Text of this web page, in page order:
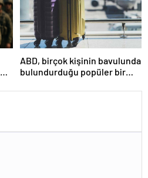
ABD, birçok kişinin bavulunda
bulundurduğu popüler bir